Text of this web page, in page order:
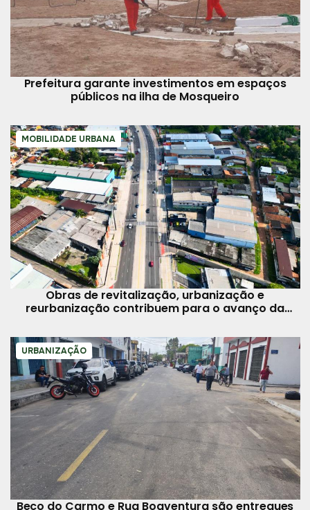
Prefeitura garante investimentos em espaços
públicos na ilha de Mosqueiro
MOBILIDADE URBANA
Obras de revitalização, urbanização e
reurbanização contribuem para o avanço da
URBANIZAÇÃO
Beco do Carmo e Rua Boaventura são entregues